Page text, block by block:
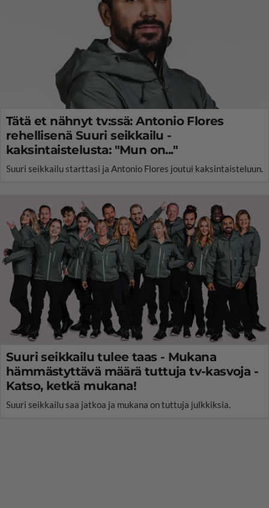
Tätä et nähnyt tv:ssä: Antonio Flores
rehellisenä Suuri seikkailu -
kaksintaistelusta: "Mun on..."
Suuri seikkailu starttasi ja Antonio Flores joutui kaksintaisteluun.
Suuri seikkailu tulee taas - Mukana
hämmästyttävä määrä tuttuja tv-kasvoja -
Katso, ketkä mukana!
Suuri seikkailu saa jatkoa ja mukana on tuttuja julkkiksia.